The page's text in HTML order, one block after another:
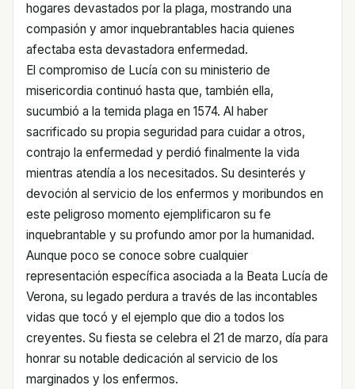
hogares devastados por la plaga, mostrando una
compasión y amor inquebrantables hacia quienes
afectaba esta devastadora enfermedad.
El compromiso de Lucía con su ministerio de
misericordia continuó hasta que, también ella,
sucumbió a la temida plaga en 1574. Al haber
sacrificado su propia seguridad para cuidar a otros,
contrajo la enfermedad y perdió finalmente la vida
mientras atendía a los necesitados. Su desinterés y
devoción al servicio de los enfermos y moribundos en
este peligroso momento ejemplificaron su fe
inquebrantable y su profundo amor por la humanidad.
Aunque poco se conoce sobre cualquier
representación específica asociada a la Beata Lucía de
Verona, su legado perdura a través de las incontables
vidas que tocó y el ejemplo que dio a todos los
creyentes. Su fiesta se celebra el 21 de marzo, día para
honrar su notable dedicación al servicio de los
marginados y los enfermos.